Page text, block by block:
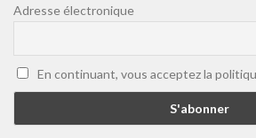
Adresse électronique
En continuant, vous acceptez la